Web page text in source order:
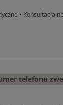
• Konsultacja
telefonu